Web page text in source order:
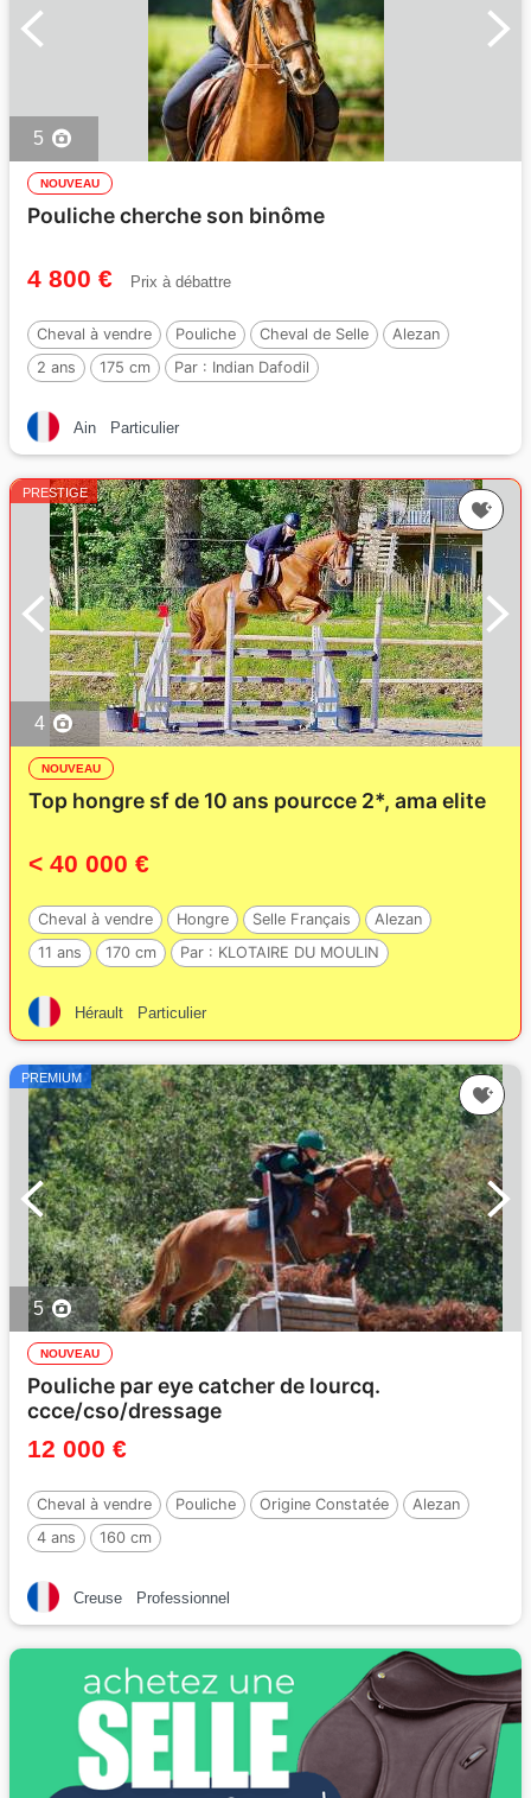
5
NOUVEAU
Pouliche cherche son binôme
4 800 € Prix à débattre
Cheval à vendre Pouliche Cheval de Selle
Alezan
2 ans
175 cm Par : Indian Dafodil
Ain Particulier
PRESTIGE
4
NOUVEAU
Top hongre sf de 10 ans pourcce 2*, ama elite
< 40 000 €
Cheval à vendre Hongre Selle Français
Alezan
11 ans
170 cm Par : KLOTAIRE DU MOULIN
Hérault Particulier
PREMIUM
5
NOUVEAU
Pouliche par eye catcher de lourcq.
ccce/cso/dressage
12 000 €
Cheval à vendre Pouliche Origine Constatée
Alezan
4 ans
160 cm
Creuse Professionnel